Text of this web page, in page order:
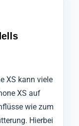
XS kann viele
XS auf
wie zum
Hierbei